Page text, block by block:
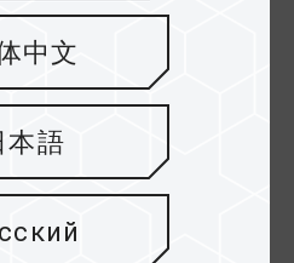
данные T-FORCE
Gen5. Разница
графике. Когда
накопитель
рабочая
75ºC, если для
только родной
中文
本語